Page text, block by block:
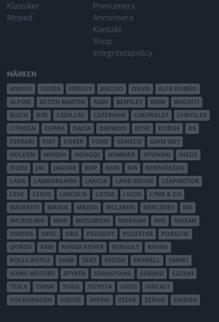
Klassiker
Moped
Prenumera
Annonsera
Kontakt
Shop
Integritetspolicy
MÄRKEN
AIWAYS DENZA FIREFLY JAECOO ONVO
ALFA ROMEO
ALPINE
ASTON MARTIN AUDI BENTLEY BMW
BUGATTI
BUICK
BYD CADILLAC CATERHAM CHEVROLET
CHRYSLER
CITROËN
CUPRA DACIA DAEWOO DFSK DODGE
DS
FERRARI
FIAT FISKER FORD GENESIS
GWM WEY
HOLDEN
HONDA HONGQI HUMMER HYUNDAI
INEOS
ISUZU
JAC JAGUAR JEEP KGM KIA
KOENIGSEGG
LADA
LAMBORGHINI LANCIA LAND ROVER
LEAPMOTOR
LEVC
LEXUS LINCOLN LOTUS LUCID
LYNK & CO
MASERATI
MAXUS MAZDA MCLAREN MERCEDES
MG
MICROLINO
MINI MITSUBISHI MORGAN NIO
NISSAN
OMODA
OPEL ORA PEUGEOT POLESTAR
PORSCHE
QOROS
RAM RANGE ROVER RENAULT
RIVIAN
ROLLS-ROYCE
SAAB SEAT SKODA SKYWELL
SMART
SONO MOTORS
SPYKER SSANGYONG SUBARU
SUZUKI
TESLA
THINK TOGG TOYOTA UNITI
VINFAST
VOLKSWAGEN
VOLVO XPENG ZEEKR ZENVO ZHIDOU